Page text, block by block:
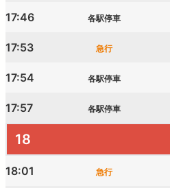
17:46 各駅停車
17:53 急行
17:54 各駅停車
17:57 各駅停車
18
18:01 急行